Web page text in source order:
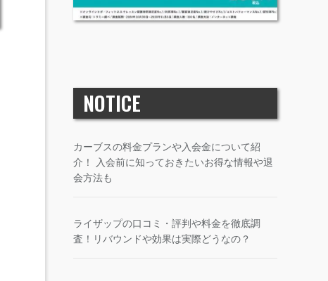
NOTICE
カーブスの料金プランや入会金について紹
介！ 入会前に知っておきたいお得な情報や退
会方法も
ライザップの口コミ・評判や料金を徹底調
査！リバウンドや効果は実際どうなの？